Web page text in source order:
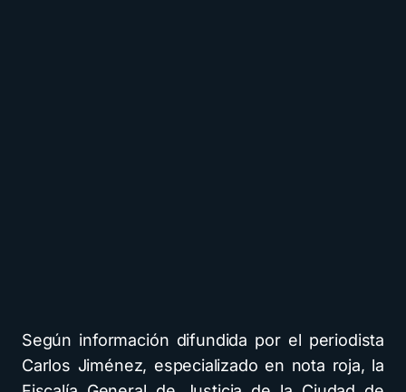
Según información difundida por el periodista
Carlos Jiménez, especializado en nota roja, la